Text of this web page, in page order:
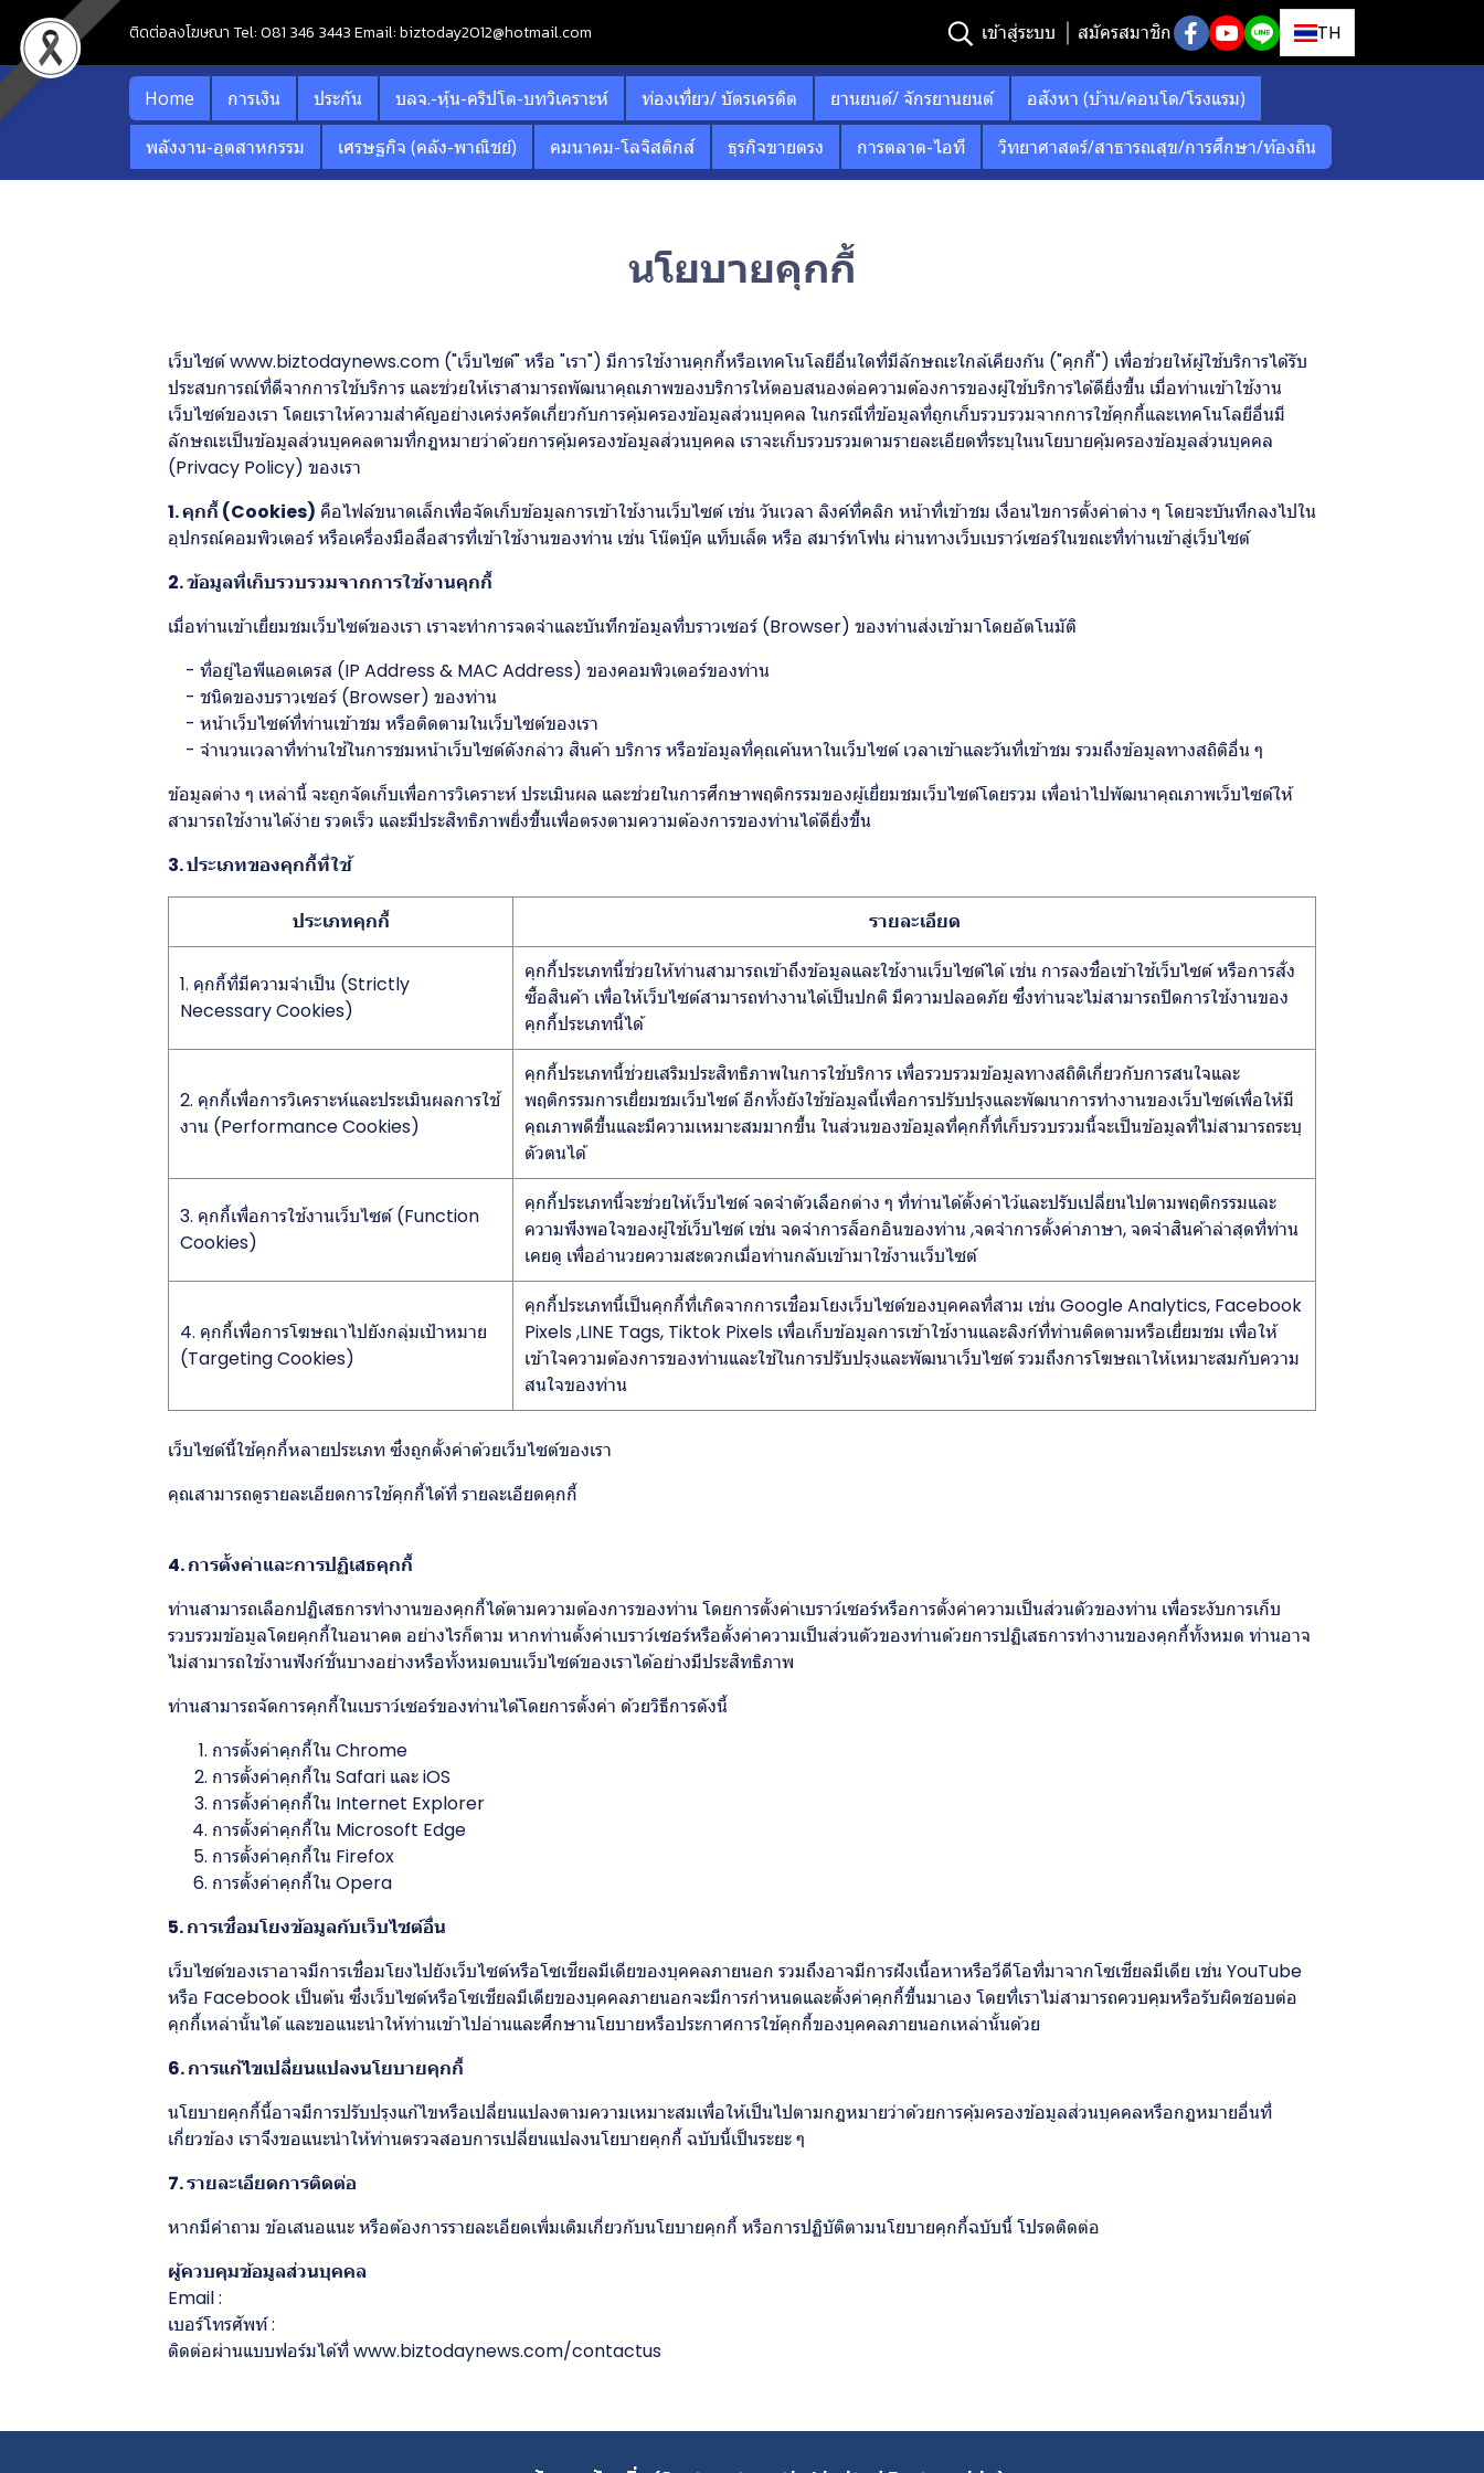
ติดต่อลงโฆษณา Tel: 081 346 3443 Email: biztoday2012@hotmail.com เข้าสู่ระบบ สมัครสมาชิก TH
Home การเงิน ประกัน บลจ.-หุ้น-คริปโต-บทวิเคราะห์ ท่องเที่ยว/ บัตรเครดิต ยานยนต์/ จักรยานยนต์
อสังหา (บ้าน/คอนโด/โรงแรม)
พลังงาน-อุตสาหกรรม
เศรษฐกิจ (คลัง-พาณิชย์) คมนาคม-โลจิสติกส์ ธุรกิจขายตรง การตลาด-ไอที วิทยาศาสตร์/สาธารณสุข/การศึกษา/ท้องถิน
นโยบายคุกกี้
เว็บไซต์ www.biztodaynews.com ("เว็บไซต์" หรือ "เรา") มีการใช้งานคุกกี้หรือเทคโนโลยีอื่นใดที่มีลักษณะใกล้เคียงกัน ("คุกกี้") เพื่อช่วยให้ผู้ใช้บริการได้รับ
ประสบการณ์ที่ดีจากการใช้บริการ และช่วยให้เราสามารถพัฒนาคุณภาพของบริการให้ตอบสนองต่อความต้องการของผู้ใช้บริการได้ดียิ่งขึ้น เมื่อท่านเข้าใช้งาน
เว็บไซต์ของเรา โดยเราให้ความสำคัญอย่างเคร่งครัดเกี่ยวกับการคุ้มครองข้อมูลส่วนบุคคล ในกรณีที่ข้อมูลที่ถูกเก็บรวบรวมจากการใช้คุกกี้และเทคโนโลยีอื่นมี
ลักษณะเป็นข้อมูลส่วนบุคคลตามที่กฎหมายว่าด้วยการคุ้มครองข้อมูลส่วนบุคคล เราจะเก็บรวบรวมตามรายละเอียดที่ระบุในนโยบายคุ้มครองข้อมูลส่วนบุคคล
(Privacy Policy) ของเรา
1. คุกกี้ (Cookies) คือไฟล์ขนาดเล็กเพื่อจัดเก็บข้อมูลการเข้าใช้งานเว็บไซต์ เช่น วันเวลา ลิงค์ที่คลิก หน้าที่เข้าชม เงื่อนไขการตั้งค่าต่าง ๆ โดยจะบันทึกลงไปใน
อุปกรณ์คอมพิวเตอร์ หรือเครื่องมือสื่อสารที่เข้าใช้งานของท่าน เช่น โน๊ตบุ๊ค แท็บเล็ต หรือ สมาร์ทโฟน ผ่านทางเว็บเบราว์เซอร์ในขณะที่ท่านเข้าสู่เว็บไซต์
2. ข้อมูลที่เก็บรวบรวมจากการใช้งานคุกกี้
เมื่อท่านเข้าเยี่ยมชมเว็บไซต์ของเรา เราจะทำการจดจำและบันทึกข้อมูลที่บราวเซอร์ (Browser) ของท่านส่งเข้ามาโดยอัตโนมัติ
- ที่อยู่ไอพีแอดเดรส (IP Address & MAC Address) ของคอมพิวเตอร์ของท่าน
- ชนิดของบราวเซอร์ (Browser) ของท่าน
- หน้าเว็บไซต์ที่ท่านเข้าชม หรือติดตามในเว็บไซต์ของเรา
- จำนวนเวลาที่ท่านใช้ในการชมหน้าเว็บไซต์ดังกล่าว สินค้า บริการ หรือข้อมูลที่คุณค้นหาในเว็บไซต์ เวลาเข้าและวันที่เข้าชม รวมถึงข้อมูลทางสถิติอื่น ๆ
ข้อมูลต่าง ๆ เหล่านี้ จะถูกจัดเก็บเพื่อการวิเคราะห์ ประเมินผล และช่วยในการศึกษาพฤติกรรมของผู้เยี่ยมชมเว็บไซต์โดยรวม เพื่อนำไปพัฒนาคุณภาพเว็บไซต์ให้
สามารถใช้งานได้ง่าย รวดเร็ว และมีประสิทธิภาพยิ่งขึ้นเพื่อตรงตามความต้องการของท่านได้ดียิ่งขึ้น
3. ประเภทของคุกกี้ที่ใช้
ประเภทคุกกี้ รายละเอียด
1. คุกกี้ที่มีความจำเป็น (Strictly
Necessary Cookies)
คุกกี้ประเภทนี้ช่วยให้ท่านสามารถเข้าถึงข้อมูลและใช้งานเว็บไซต์ได้ เช่น การลงชื่อเข้าใช้เว็บไซต์ หรือการสั่ง
ซื้อสินค้า เพื่อให้เว็บไซต์สามารถทำงานได้เป็นปกติ มีความปลอดภัย ซึ่งท่านจะไม่สามารถปิดการใช้งานของ
คุกกี้ประเภทนี้ได้
2. คุกกี้เพื่อการวิเคราะห์และประเมินผลการใช้
งาน (Performance Cookies)
คุกกี้ประเภทนี้ช่วยเสริมประสิทธิภาพในการใช้บริการ เพื่อรวบรวมข้อมูลทางสถิติเกี่ยวกับการสนใจและ
พฤติกรรมการเยี่ยมชมเว็บไซต์ อีกทั้งยังใช้ข้อมูลนี้เพื่อการปรับปรุงและพัฒนาการทำงานของเว็บไซต์เพื่อให้มี
คุณภาพดีขึ้นและมีความเหมาะสมมากขึ้น ในส่วนของข้อมูลที่คุกกี้ที่เก็บรวบรวมนี้จะเป็นข้อมูลที่ไม่สามารถระบุ
ตัวตนได้
3. คุกกี้เพื่อการใช้งานเว็บไซต์ (Function
Cookies)
คุกกี้ประเภทนี้จะช่วยให้เว็บไซต์ จดจำตัวเลือกต่าง ๆ ที่ท่านได้ตั้งค่าไว้และปรับเปลี่ยนไปตามพฤติกรรมและ
ความพึงพอใจของผู้ใช้เว็บไซต์ เช่น จดจำการล็อกอินของท่าน ,จดจำการตั้งค่าภาษา, จดจำสินค้าล่าสุดที่ท่าน
เคยดู เพื่ออำนวยความสะดวกเมื่อท่านกลับเข้ามาใช้งานเว็บไซต์
4. คุกกี้เพื่อการโฆษณาไปยังกลุ่มเป้าหมาย
(Targeting Cookies)
คุกกี้ประเภทนี้เป็นคุกกี้ที่เกิดจากการเชื่อมโยงเว็บไซต์ของบุคคลที่สาม เช่น Google Analytics, Facebook
Pixels ,LINE Tags, Tiktok Pixels เพื่อเก็บข้อมูลการเข้าใช้งานและลิงก์ที่ท่านติดตามหรือเยี่ยมชม เพื่อให้
เข้าใจความต้องการของท่านและใช้ในการปรับปรุงและพัฒนาเว็บไซต์ รวมถึงการโฆษณาให้เหมาะสมกับความ
สนใจของท่าน
เว็บไซต์นี้ใช้คุกกี้หลายประเภท ซึ่งถูกตั้งค่าด้วยเว็บไซต์ของเรา
คุณสามารถดูรายละเอียดการใช้คุกกี้ได้ที่รายละเอียดคุกกี้
4. การตั้งค่าและการปฏิเสธคุกกี้
ท่านสามารถเลือกปฏิเสธการทำงานของคุกกี้ได้ตามความต้องการของท่าน โดยการตั้งค่าเบราว์เซอร์หรือการตั้งค่าความเป็นส่วนตัวของท่าน เพื่อระงับการเก็บ
รวบรวมข้อมูลโดยคุกกี้ในอนาคต อย่างไรก็ตาม หากท่านตั้งค่าเบราว์เซอร์หรือตั้งค่าความเป็นส่วนตัวของท่านด้วยการปฏิเสธการทำงานของคุกกี้ทั้งหมด ท่านอาจ
ไม่สามารถใช้งานฟังก์ชั่นบางอย่างหรือทั้งหมดบนเว็บไซต์ของเราได้อย่างมีประสิทธิภาพ
ท่านสามารถจัดการคุกกี้ในเบราว์เซอร์ของท่านได้โดยการตั้งค่า ด้วยวิธีการดังนี้
การตั้งค่าคุกกี้ใน Chrome
การตั้งค่าคุกกี้ใน Safari และiOS
การตั้งค่าคุกกี้ใน Internet Explorer
การตั้งค่าคุกกี้ใน Microsoft Edge
การตั้งค่าคุกกี้ใน Firefox
การตั้งค่าคุกกี้ใน Opera
5. การเชื่อมโยงข้อมูลกับเว็บไซต์อื่น
เว็บไซต์ของเราอาจมีการเชื่อมโยงไปยังเว็บไซต์หรือโซเชียลมีเดียของบุคคลภายนอก รวมถึงอาจมีการฝังเนื้อหาหรือวีดีโอที่มาจากโซเชียลมีเดีย เช่น YouTube
หรือ Facebook เป็นต้น ซึ่งเว็บไซต์หรือโซเชียลมีเดียของบุคคลภายนอกจะมีการกำหนดและตั้งค่าคุกกี้ขึ้นมาเอง โดยที่เราไม่สามารถควบคุมหรือรับผิดชอบต่อ
คุกกี้เหล่านั้นได้ และขอแนะนำให้ท่านเข้าไปอ่านและศึกษานโยบายหรือประกาศการใช้คุกกี้ของบุคคลภายนอกเหล่านั้นด้วย
6. การแก้ไขเปลี่ยนแปลงนโยบายคุกกี้
นโยบายคุกกี้นี้อาจมีการปรับปรุงแก้ไขหรือเปลี่ยนแปลงตามความเหมาะสมเพื่อให้เป็นไปตามกฎหมายว่าด้วยการคุ้มครองข้อมูลส่วนบุคคลหรือกฎหมายอื่นที่
เกี่ยวข้อง เราจึงขอแนะนำให้ท่านตรวจสอบการเปลี่ยนแปลงนโยบายคุกกี้ ฉบับนี้เป็นระยะ ๆ
7. รายละเอียดการติดต่อ
หากมีคำถาม ข้อเสนอแนะ หรือต้องการรายละเอียดเพิ่มเติมเกี่ยวกับนโยบายคุกกี้ หรือการปฏิบัติตามนโยบายคุกกี้ฉบับนี้ โปรดติดต่อ
ผู้ควบคุมข้อมูลส่วนบุคคล
Email :
เบอร์โทรศัพท์ :
ติดต่อผ่านแบบฟอร์มได้ที่www.biztodaynews.com/contactus